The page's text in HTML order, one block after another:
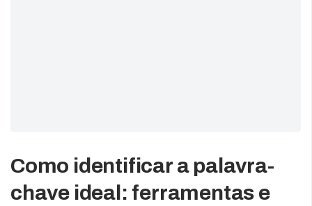
Como identificar a palavra-
chave ideal: ferramentas e